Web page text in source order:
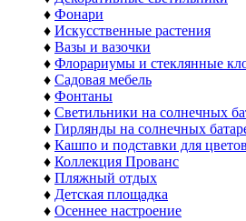
♦ Фонари
♦ Искусственные растения
♦ Вазы и вазочки
♦ Флорариумы и стеклянные
♦ Садовая мебель
♦ Фонтаны
♦ Светильники на солнечных
♦ Гирлянды на солнечных
♦ Кашпо и подставки для цветов
♦ Коллекция Прованс
♦ Пляжный отдых
♦ Детская площадка
♦ Осеннее настроение